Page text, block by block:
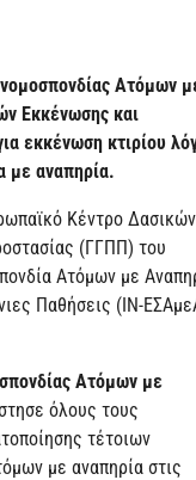
Ατόμων
Εκκένωσης και
εκκένωση κτιρίου
με αναπηρία.
Κέντρο Δασικών
(ΓΓΠΠ) του
Ατόμων με
Παθήσεις (ΙΝ-
Ατόμων με
όλους τους
τέτοιων
με αναπηρία στις